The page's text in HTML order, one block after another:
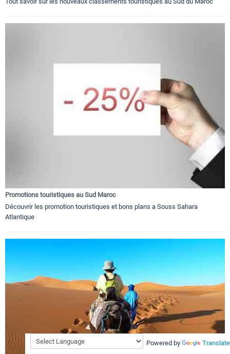
Promotions touristiques au Sud Maroc
Découvrir les promotion touristiques et bons plans a Souss Sahara
Atlantique
Powered by Translate